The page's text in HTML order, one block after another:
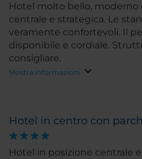
Hotel molto bello, moderno
centrale e strategica. Le
veramente confortevoli. Il
disponibile e cordiale.
consigliare.
Mostra informazioni
Hotel in centro con
Hotel in posizione centrale